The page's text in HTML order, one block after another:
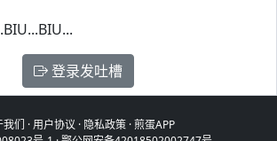
登录发吐槽
我们 ·用户协议 · 隐私政策·煎蛋APP